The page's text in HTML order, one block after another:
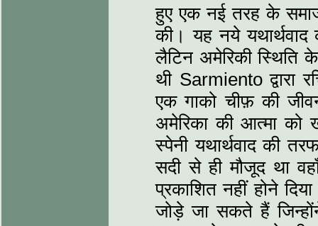
हुए एक नई तरह के
की। यह नये
लैटिन अमेरिकी
थी Sarmiento
एक गाको चीफ़ की
अमेरिका की आत्मा
स्पेनी यथार्थवाद की
सदी से ही मौजूद था
प्रकाशित नहीं होने
जोड़े जा सकते हैं